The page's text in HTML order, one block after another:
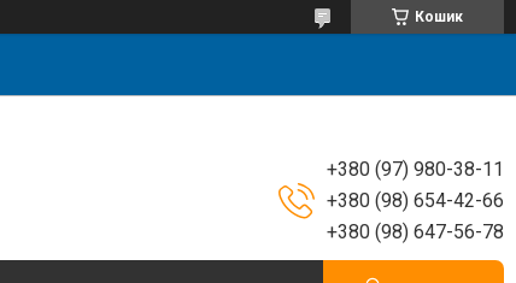
Кошик
+380 (97) 980-38-11
+380 (98) 654-42-66
+380 (98) 647-56-78